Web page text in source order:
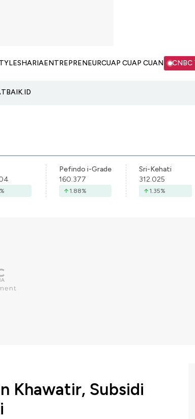
SHARIAENTREPRENEURCUAP CUAP CUAN CNBC
%
Pefindo i-Grade
160.377
1.88%
Sri-Kehati
312.025
1.35%
Khawatir, Subsidi